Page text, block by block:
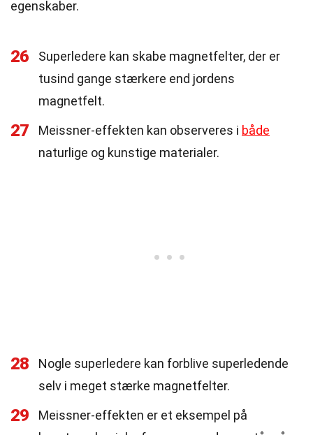
egenskaber.
26
Superledere kan skabe magnetfelter, der er
tusind gange stærkere end jordens
magnetfelt.
27 Meissner-effekten kan observeres i både
naturlige og kunstige materialer.
28
Nogle superledere kan forblive superledende
selv i meget stærke magnetfelter.
29
Meissner-effekten er et eksempel på